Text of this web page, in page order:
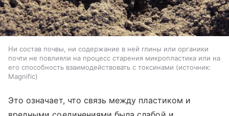
Ни состав почвы, ни содержание в ней глины или органики
почти не повлияли на процесс старения микропластика или на
его способность взаимодействовать с токсинами
источник:
Magnific
Это означает, что связь между пластиком и